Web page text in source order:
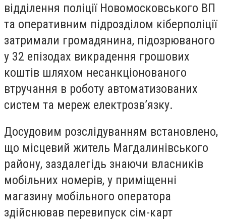
відділення поліції Новомосковського ВП
та оперативним підрозділом кіберполіції
затримали громадянина, підозрюваного
у 32 епізодах викрадення грошових
коштів шляхом несанкціонованого
втручання в роботу автоматизованих
систем та мереж електрозв’язку.
Досудовим розслідуванням встановлено,
що місцевий житель Магдалинівського
району, заздалегідь знаючи власників
мобільних номерів, у приміщенні
магазину мобільного оператора
здійснював перевипуск сім-карт